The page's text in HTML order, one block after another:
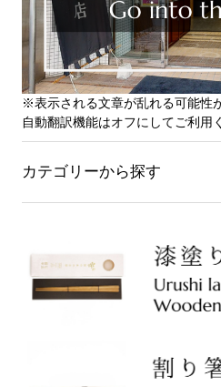
※表示される文章が乱れる可能性
自動翻訳機能はオフにしてご利用
カテゴリーから探す